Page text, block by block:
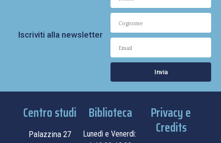
Iscriviti alla newsletter
Invia
Centro studi
Palazzina 27
Biblioteca
Lunedì e Venerdì:
Privacy e
Credits